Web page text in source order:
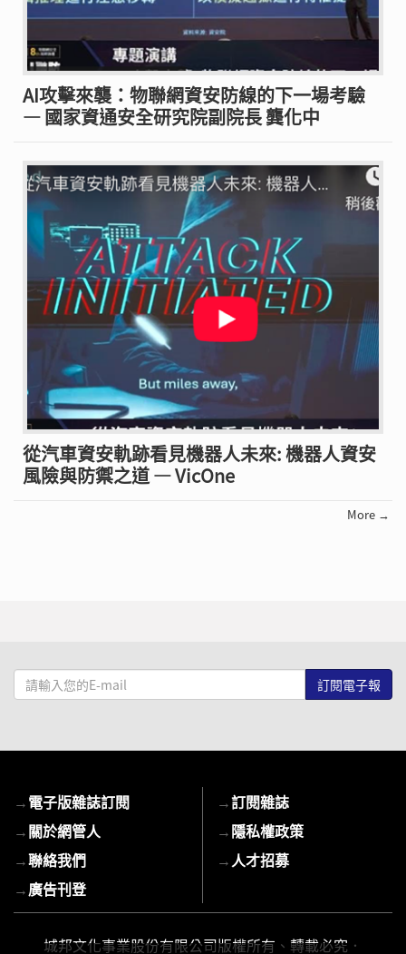
AI攻擊來襲：物聯網資安防線的下一場考驗
— 國家資通安全研究院副院長 龔化中
從汽車資安軌跡看見機器人未來: 機器人資安
風險與防禦之道 — VicOne
More →
請
輸
mail
→電子版雜誌訂閱
→關於網管人
→聯絡我們
→廣告刊登
→訂閱雜誌
→隱私權政策
→ 人才招募
城邦文化事業股份有限公司版權所有、轉載必究．